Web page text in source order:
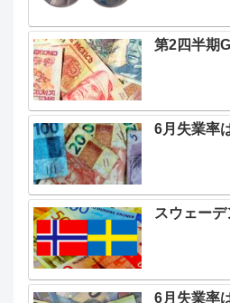
第2四半期
6月失業率
スウェー
6月失業率